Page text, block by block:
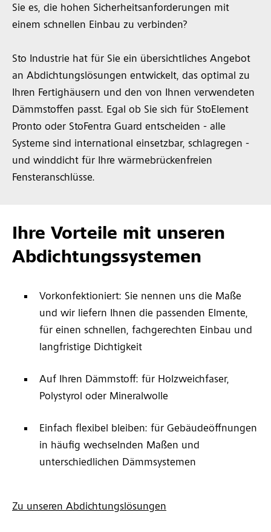
Sie es, die hohen Sicherheitsanforderungen mit
einem schnellen Einbau zu verbinden?
Sto Industrie hat für Sie ein übersichtliches Angebot
an Abdichtungslösungen entwickelt, das optimal zu
Ihren Fertighäusern und den von Ihnen verwendeten
Dämmstoffen passt. Egal ob Sie sich für StoElement
Pronto oder StoFentra Guard entscheiden - alle
Systeme sind international einsetzbar, schlagregen -
und winddicht für Ihre wärmebrückenfreien
Fensteranschlüsse.
Ihre Vorteile mit unseren
Abdichtungssystemen
Vorkonfektioniert: Sie nennen uns die Maße
und wir liefern Ihnen die passenden Elmente,
für einen schnellen, fachgerechten Einbau und
langfristige Dichtigkeit
Auf Ihren Dämmstoff: für Holzweichfaser,
Polystyrol oder Mineralwolle
Einfach flexibel bleiben: für Gebäudeöffnungen
in häufig wechselnden Maßen und
unterschiedlichen Dämmsystemen
Zu unseren Abdichtungslösungen